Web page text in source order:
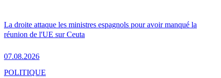
La droite attaque les ministres espagnols pour avoir manqué la
réunion de l'UE sur Ceuta
07.08.2026
POLITIQUE